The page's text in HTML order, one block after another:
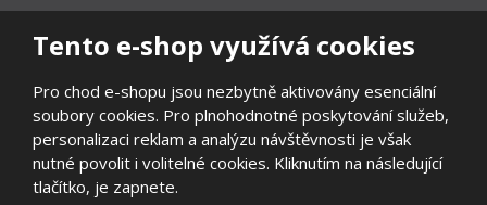
Tento e-shop využívá cookies
Pro chod e-shopu jsou nezbytně aktivovány esenciální
soubory cookies. Pro plnohodnotné poskytování služeb,
personalizaci reklam a analýzu návštěvnosti je však
nutné povolit i volitelné cookies. Kliknutím na následující
tlačítko, je zapnete.